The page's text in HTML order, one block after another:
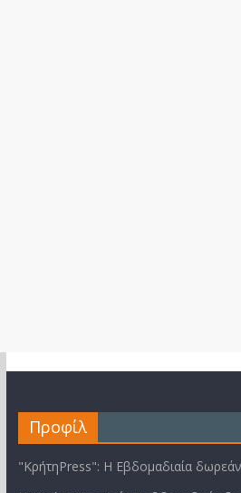
Προφίλ
"ΚρήτηPress": Η Εβδομαδιαία